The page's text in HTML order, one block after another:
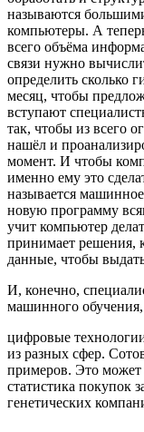
называются
компьютеры. А
всего объёма
связи нужно
определить сколько
месяц, чтобы
вступают
так, чтобы из всего
нашёл и
момент. И чтобы
именно ему это
называется
новую программу
учит компьютер
принимает решения,
данные, чтобы
И, конечно,
машинного
цифровые
из разных сфер.
примеров. Это может
статистика покупок
генетических